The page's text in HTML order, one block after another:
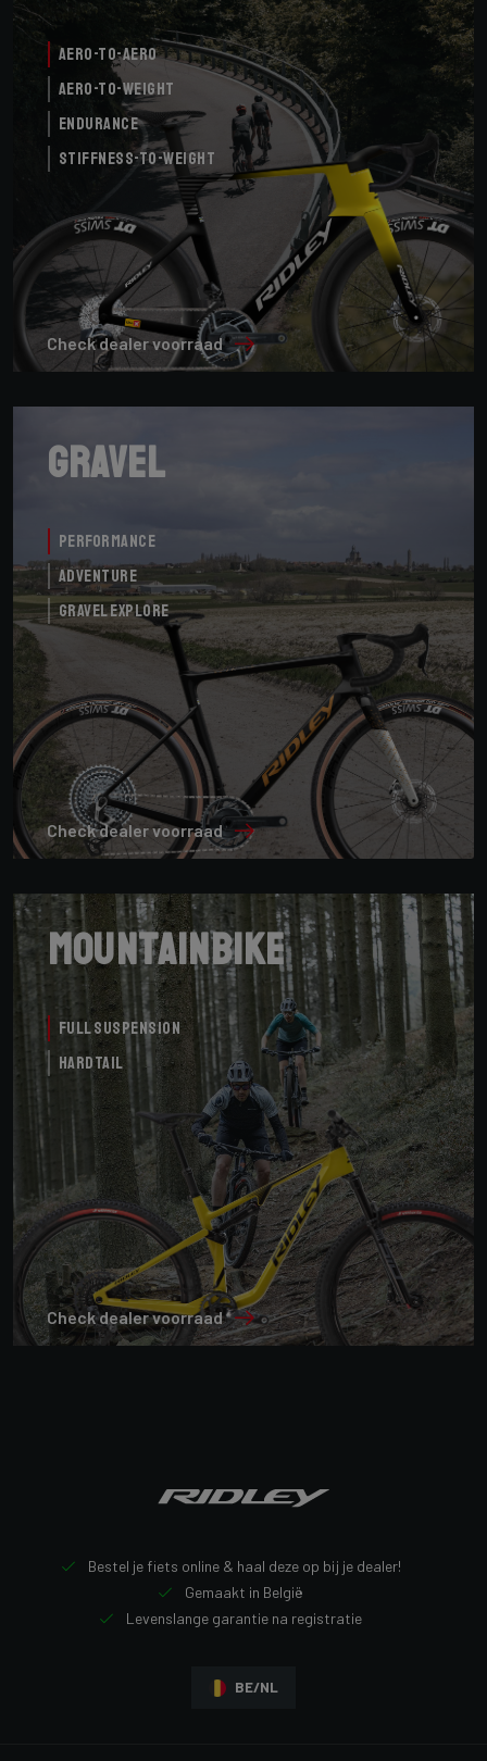
Aero-to-Aero
Aero-to-Weight
Endurance
Stiffness-to-Weight
Check dealer voorraad
Performance
Adventure
Gravel Explore
Gravel
Check dealer voorraad
Full Suspension
Hardtail
Mountainbike
Check dealer voorraad
Bestel je fiets online & haal deze op bij je dealer!
Gemaakt in België
Levenslange garantie na registratie
BE/NL